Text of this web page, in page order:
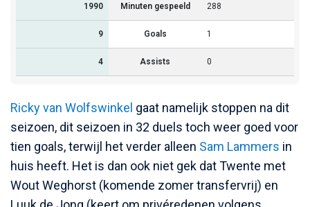
1990 Minuten gespeeld 288
9 Goals 1
4 Assists 0
Ricky van Wolfswinkel gaat namelijk stoppen na dit
seizoen, dit seizoen in 32 duels toch weer goed voor
tien goals, terwijl het verder alleen Sam Lammers in
huis heeft. Het is dan ook niet gek dat Twente met
Wout Weghorst (komende zomer transfervrij) en